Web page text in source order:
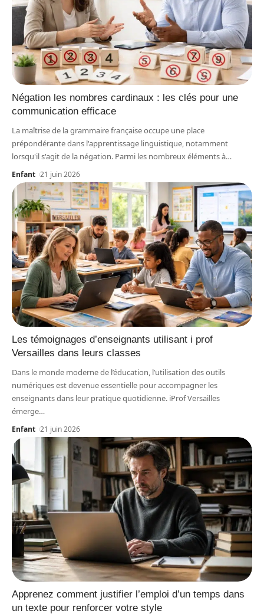
Négation les nombres cardinaux : les clés pour une
communication efficace
La maîtrise de la grammaire française occupe une place
prépondérante dans l'apprentissage linguistique, notamment
lorsqu'il s'agit de la négation. Parmi les nombreux éléments à…
Enfant 21 juin 2026
Les témoignages d’enseignants utilisant i prof
Versailles dans leurs classes
Dans le monde moderne de l’éducation, l’utilisation des outils
numériques est devenue essentielle pour accompagner les
enseignants dans leur pratique quotidienne. iProf Versailles
émerge…
Enfant 21 juin 2026
Apprenez comment justifier l’emploi d’un temps dans
un texte pour renforcer votre style